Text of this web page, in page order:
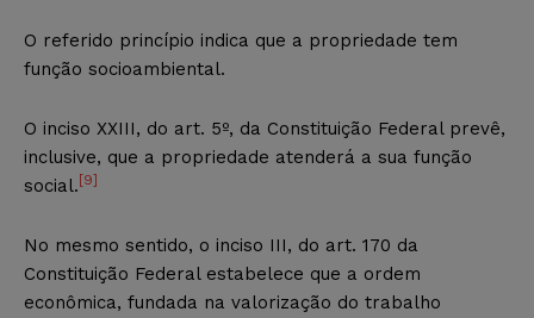
O referido princípio indica que a propriedade tem
função socioambiental.
O inciso XXIII, do art. 5º, da Constituição Federal prevê,
inclusive, que a propriedade atenderá a sua função
social. [9]
No mesmo sentido, o inciso III, do art. 170 da
Constituição Federal estabelece que a ordem
econômica, fundada na valorização do trabalho